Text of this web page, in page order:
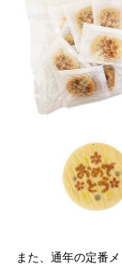
また、通年の定番